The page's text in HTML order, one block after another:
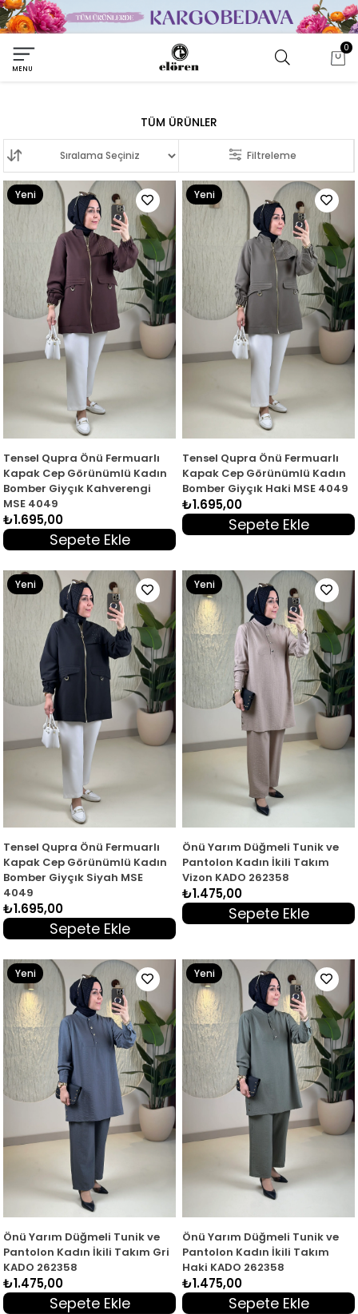
MENU
0
TÜM ÜRÜNLER
Filtreleme
Sıralama
Tensel Qupra Önü Fermuarlı
Kapak Cep Görünümlü Kadın
Bomber Giyçık Kahverengi
MSE 4049
₺1.695,00
Sepete Ekle
Yeni
Ürün
Tensel Qupra Önü Fermuarlı
Kapak Cep Görünümlü Kadın
Bomber Giyçık Haki MSE 4049
₺1.695,00
Sepete Ekle
Yeni
Ürün
Tensel Qupra Önü Fermuarlı
Kapak Cep Görünümlü Kadın
Bomber Giyçık Siyah MSE
4049
₺1.695,00
Sepete Ekle
Yeni
Ürün
Önü Yarım Düğmeli Tunik ve
Pantolon Kadın İkili Takım
Vizon KADO 262358
₺1.475,00
Sepete Ekle
Yeni
Ürün
Önü Yarım Düğmeli Tunik ve
Pantolon Kadın İkili Takım Gri
KADO 262358
₺1.475,00
Sepete Ekle
Yeni
Ürün
Önü Yarım Düğmeli Tunik ve
Pantolon Kadın İkili Takım
Haki KADO 262358
₺1.475,00
Sepete Ekle
Yeni
Ürün